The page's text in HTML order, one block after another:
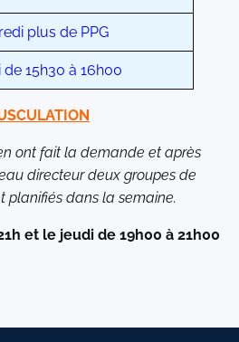
plus de PPG
15h30 à 16h00
ont fait la demande et après
directeur deux groupes de
planifiés dans la semaine.
et le jeudi de 19h00 à 21h00